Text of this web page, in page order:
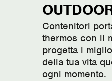
Contenitori
thermos con il
progetta i
della tua vita
ogni momento.